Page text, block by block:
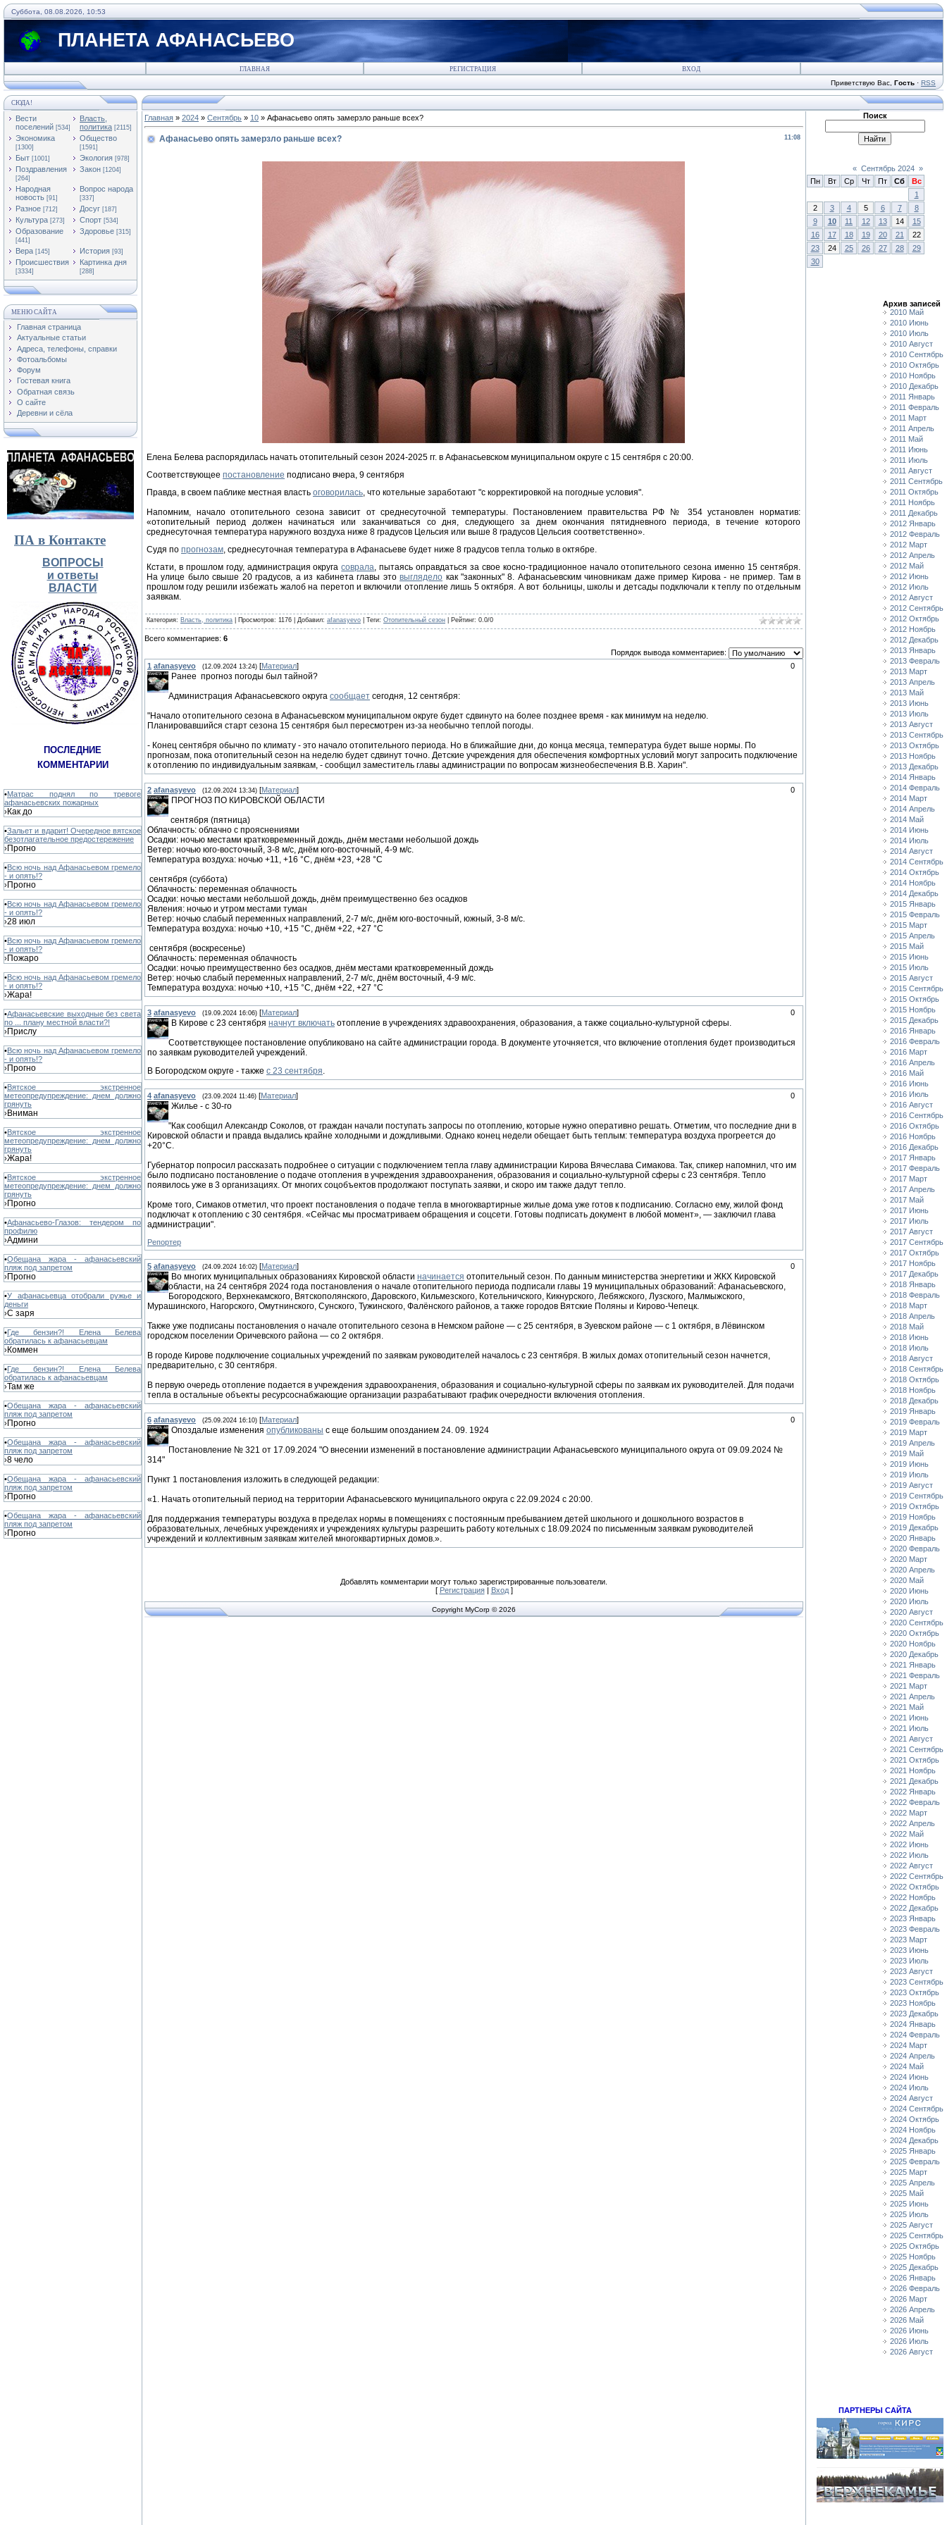
Суббота, 08.08.2026, 10:53
ПЛАНЕТА АФАНАСЬЕВО
ГЛАВНАЯ РЕГИСТРАЦИЯ ВХОД
Приветствую Вас Гость · RSS
СЮДА!
Вести
поселений [534]
Власть,
политика [2115]
Экономика
[1300]
Общество
[1591]
Быт [1001] Экология [978]
Поздравления
[264]
Закон [1204]
Народная
новость [91]
Вопрос народа
[337]
Разное [712] Досуг [187]
Культура [273] Спорт [534]
Образование
[441]
Здоровье [315]
Вера [145] История [93]
Происшествия
[3334]
Картинка дня
[288]
МЕНЮ САЙТА
Главная страница
Актуальные статьи
Адреса, телефоны, справки
Фотоальбомы
Форум
Гостевая книга
Обратная связь
О сайте
Деревни и сёла
ПА в Контакте
ВОПРОСЫ
и ответы
ВЛАСТИ
ПОСЛЕДНИЕ
КОММЕНТАРИИ
•Матрас поднял по тревоге
афанасьевских пожарных
›Как до
•Зальет и вдарит! Очередное вятское
безотлагательное предостережение
›Прогно
•Всю ночь над Афанасьевом гремело
- и опять!?
›Прогно
•Всю ночь над Афанасьевом гремело
- и опять!?
›28 июл
•Всю ночь над Афанасьевом гремело
- и опять!?
›Пожаро
•Всю ночь над Афанасьевом гремело
- и опять!?
›Жара!
•Афанасьевские выходные без света
по ... плану местной власти?!
›Прислу
•Всю ночь над Афанасьевом гремело
- и опять!?
›Прогно
•Вятское экстренное
метеопредупреждение: днем должно
грянуть
›Вниман
•Вятское экстренное
метеопредупреждение: днем должно
грянуть
›Жара!
•Вятское экстренное
метеопредупреждение: днем должно
грянуть
›Прогно
•Афанасьево-Глазов: тендером по
профилю
›Админи
•Обещана жара - афанасьевский
пляж под запретом
›Прогно
•У афанасьевца отобрали ружье и
деньги
›С заря
•Где бензин?! Елена Белева
обратилась к афанасьевцам
›Коммен
•Где бензин?! Елена Белева
обратилась к афанасьевцам
›Там же
•Обещана жара - афанасьевский
пляж под запретом
›Прогно
•Обещана жара - афанасьевский
пляж под запретом
›8 чело
•Обещана жара - афанасьевский
пляж под запретом
›Прогно
•Обещана жара - афанасьевский
пляж под запретом
›Прогно
Главная » 2024 » Сентябрь » 10 » Афанасьево опять замерзло раньше всех?
11:08
Афанасьево опять замерзло раньше всех?
Елена Белева распорядилась начать отопительный сезон 2024-2025 гг. в Афанасьевском муниципальном округе с 15 сентября с 20:00.
Соответствующее постановление подписано вчера, 9 сентября
Правда, в своем паблике местная власть оговорилась, что котельные заработают "с корректировкой на погодные условия".
Напомним, начало отопительного сезона зависит от среднесуточной температуры. Постановлением правительства РФ № 354 установлен норматив:
«отопительный период должен начинаться или заканчиваться со дня, следующего за днем окончания пятидневного периода, в течение которого
среднесуточная температура наружного воздуха ниже 8 градусов Цельсия или выше 8 градусов Цельсия соответственно».
Судя по прогнозам, среднесуточная температура в Афанасьеве будет ниже 8 градусов тепла только в октябре.
Кстати, в прошлом году, администрация округасоврала, пытаясь оправдаться за свое косно-традиционное начало отопительного сезона именно 15 сентября.
На улице было свыше 20 градусов, а из кабинета главы этовыглядело как "законных" 8. Афанасьевским чиновникам даже пример Кирова - не пример. Там в
прошлом году решили избежать жалоб на перетоп и включили отопление лишь 5 октября. А вот больницы, школы и детсады подключали к теплу по отдельным
заявкам.
Категория: Власть, политика Просмотров: 1176 | Добавил: afanasyevo Теги: Отопительный сезон Рейтинг: 0.0/0
Всего комментариев: 6
Порядок вывода комментариев:
0
1 afanasyevo (12.09.2024 13:24) [Материал]
Ранее прогноз погоды был тайной?
Администрация Афанасьевского округа сообщает сегодня, 12 сентября:
"Начало отопительного сезона в Афанасьевском муниципальном округе будет сдвинуто на более позднее время - как минимум на неделю.
Планировавшийся старт сезона 15 сентября был пересмотрен из-за необычно теплой погоды.
- Конец сентября обычно по климату - это начало отопительного периода. Но в ближайшие дни, до конца месяца, температура будет выше нормы. По
прогнозам, пока отопительный сезон на неделю будет сдвинут точно. Детские учреждения для обеспечения комфортных условий могут запросить подключение
к отоплению по индивидуальным заявкам, - сообщил заместитель главы администрации по вопросам жизнеобеспечения В.В. Харин".
0
2 afanasyevo (12.09.2024 13:34) [Материал]
ПРОГНОЗ ПО КИРОВСКОЙ ОБЛАСТИ
сентября (пятница)
Облачность: облачно с прояснениями
Осадки: ночью местами кратковременный дождь, днём местами небольшой дождь
Ветер: ночью юго-восточный, 3-8 м/с, днём юго-восточный, 4-9 м/с.
Температура воздуха: ночью +11, +16 °C, днём +23, +28 °C
сентября (суббота)
Облачность: переменная облачность
Осадки: ночью местами небольшой дождь, днём преимущественно без осадков
Явления: ночью и утром местами туман
Ветер: ночью слабый переменных направлений, 2-7 м/с, днём юго-восточный, южный, 3-8 м/с.
Температура воздуха: ночью +10, +15 °C, днём +22, +27 °C
сентября (воскресенье)
Облачность: переменная облачность
Осадки: ночью преимущественно без осадков, днём местами кратковременный дождь
Ветер: ночью слабый переменных направлений, 2-7 м/с, днём восточный, 4-9 м/с.
Температура воздуха: ночью +10, +15 °C, днём +22, +27 °C
0
3 afanasyevo (19.09.2024 16:06) [Материал]
В Кирове с 23 сентября начнут включать отопление в учреждениях здравоохранения, образования, а также социально-культурной сферы.
Соответствующее постановление опубликовано на сайте администрации города. В документе уточняется, что включение отопления будет производиться
по заявкам руководителей учреждений.
В Богородском округе - также с 23 сентября.
0
4 afanasyevo (23.09.2024 11:46) [Материал]
Жилье - с 30-го
"Как сообщил Александр Соколов, от граждан начали поступать запросы по отоплению, которые нужно оперативно решать. Отметим, что последние дни в
Кировской области и правда выдались крайне холодными и дождливыми. Однако конец недели обещает быть теплым: температура воздуха прогреется до
+20°С.
Губернатор попросил рассказать подробнее о ситуации с подключением тепла главу администрации Кирова Вячеслава Симакова. Так, спикер напомнил, что им
было подписано постановление о подаче отопления в учреждения здравоохранения, образования и социально-культурной сферы с 23 сентября. Тепло
появилось уже в 3 организациях. От многих соцобъектов продолжают поступать заявки, и скоро им также дадут тепло.
Кроме того, Симаков отметил, что проект постановления о подаче тепла в многоквартирные жилые дома уже готов к подписанию. Согласно ему, жилой фонд
подключат к отоплению с 30 сентября. «Сейчас мы просматриваем обращения и соцсети. Готовы подписать документ в любой момент», — заключил глава
администрации".
Репортер
0
5 afanasyevo (24.09.2024 16:02) [Материал]
Во многих муниципальных образованиях Кировской области начинается отопительный сезон. По данным министерства энергетики и ЖКХ Кировской
области, на 24 сентября 2024 года постановления о начале отопительного периода подписали главы 19 муниципальных образований: Афанасьевского,
Богородского, Верхнекамского, Вятскополянского, Даровского, Кильмезского, Котельничского, Кикнурского, Лебяжского, Лузского, Малмыжского,
Мурашинского, Нагорского, Омутнинского, Сунского, Тужинского, Фалёнского районов, а также городов Вятские Поляны и Кирово-Чепецк.
Также уже подписаны постановления о начале отопительного сезона в Немском районе — с 25 сентября, в Зуевском районе — с 1 октября, в Лёвинском
городском поселении Оричевского района — со 2 октября.
В городе Кирове подключение социальных учреждений по заявкам руководителей началось с 23 сентября. В жилых домах отопительный сезон начнется,
предварительно, с 30 сентября.
В первую очередь отопление подается в учреждения здравоохранения, образования и социально-культурной сферы по заявкам их руководителей. Для подачи
тепла в остальные объекты ресурсоснабжающие организации разрабатывают график очередности включения отопления.
0
6 afanasyevo (25.09.2024 16:10) [Материал]
Опоздалые изменения опубликованы с еще большим опозданием 24. 09. 1924
Постановление № 321 от 17.09.2024 "О внесении изменений в постановление администрации Афанасьевского муниципального округа от 09.09.2024 №
314"
Пункт 1 постановления изложить в следующей редакции:
«1. Начать отопительный период на территории Афанасьевского муниципального округа с 22.09.2024 с 20:00.
Для поддержания температуры воздуха в пределах нормы в помещениях с постоянным пребыванием детей школьного и дошкольного возрастов в
образовательных, лечебных учреждениях и учреждениях культуры разрешить работу котельных с 18.09.2024 по письменным заявкам руководителей
учреждений и коллективным заявкам жителей многоквартирных домов.».
Добавлять комментарии могут только зарегистрированные пользователи.
[ Регистрация| Вход]
Copyright MyCorp © 2026
Поиск
« Сентябрь 2024 »
Пн
Вт Ср Чт Пт Сб
Вс
1
2
3 4 5 6 7
8
9
10 11 12 13 14
15
16
17 18 19 20 21
22
23
24 25 26 27 28
29
30
Архив записей
2010 Май
2010 Июнь
2010 Июль
2010 Август
2010 Сентябрь
2010 Октябрь
2010 Ноябрь
2010 Декабрь
2011 Январь
2011 Февраль
2011 Март
2011 Апрель
2011 Май
2011 Июнь
2011 Июль
2011 Август
2011 Сентябрь
2011 Октябрь
2011 Ноябрь
2011 Декабрь
2012 Январь
2012 Февраль
2012 Март
2012 Апрель
2012 Май
2012 Июнь
2012 Июль
2012 Август
2012 Сентябрь
2012 Октябрь
2012 Ноябрь
2012 Декабрь
2013 Январь
2013 Февраль
2013 Март
2013 Апрель
2013 Май
2013 Июнь
2013 Июль
2013 Август
2013 Сентябрь
2013 Октябрь
2013 Ноябрь
2013 Декабрь
2014 Январь
2014 Февраль
2014 Март
2014 Апрель
2014 Май
2014 Июнь
2014 Июль
2014 Август
2014 Сентябрь
2014 Октябрь
2014 Ноябрь
2014 Декабрь
2015 Январь
2015 Февраль
2015 Март
2015 Апрель
2015 Май
2015 Июнь
2015 Июль
2015 Август
2015 Сентябрь
2015 Октябрь
2015 Ноябрь
2015 Декабрь
2016 Январь
2016 Февраль
2016 Март
2016 Апрель
2016 Май
2016 Июнь
2016 Июль
2016 Август
2016 Сентябрь
2016 Октябрь
2016 Ноябрь
2016 Декабрь
2017 Январь
2017 Февраль
2017 Март
2017 Апрель
2017 Май
2017 Июнь
2017 Июль
2017 Август
2017 Сентябрь
2017 Октябрь
2017 Ноябрь
2017 Декабрь
2018 Январь
2018 Февраль
2018 Март
2018 Апрель
2018 Май
2018 Июнь
2018 Июль
2018 Август
2018 Сентябрь
2018 Октябрь
2018 Ноябрь
2018 Декабрь
2019 Январь
2019 Февраль
2019 Март
2019 Апрель
2019 Май
2019 Июнь
2019 Июль
2019 Август
2019 Сентябрь
2019 Октябрь
2019 Ноябрь
2019 Декабрь
2020 Январь
2020 Февраль
2020 Март
2020 Апрель
2020 Май
2020 Июнь
2020 Июль
2020 Август
2020 Сентябрь
2020 Октябрь
2020 Ноябрь
2020 Декабрь
2021 Январь
2021 Февраль
2021 Март
2021 Апрель
2021 Май
2021 Июнь
2021 Июль
2021 Август
2021 Сентябрь
2021 Октябрь
2021 Ноябрь
2021 Декабрь
2022 Январь
2022 Февраль
2022 Март
2022 Апрель
2022 Май
2022 Июнь
2022 Июль
2022 Август
2022 Сентябрь
2022 Октябрь
2022 Ноябрь
2022 Декабрь
2023 Январь
2023 Февраль
2023 Март
2023 Июнь
2023 Июль
2023 Август
2023 Сентябрь
2023 Октябрь
2023 Ноябрь
2023 Декабрь
2024 Январь
2024 Февраль
2024 Март
2024 Апрель
2024 Май
2024 Июнь
2024 Июль
2024 Август
2024 Сентябрь
2024 Октябрь
2024 Ноябрь
2024 Декабрь
2025 Январь
2025 Февраль
2025 Март
2025 Апрель
2025 Май
2025 Июнь
2025 Июль
2025 Август
2025 Сентябрь
2025 Октябрь
2025 Ноябрь
2025 Декабрь
2026 Январь
2026 Февраль
2026 Март
2026 Апрель
2026 Май
2026 Июнь
2026 Июль
2026 Август
ПАРТНЕРЫ САЙТА